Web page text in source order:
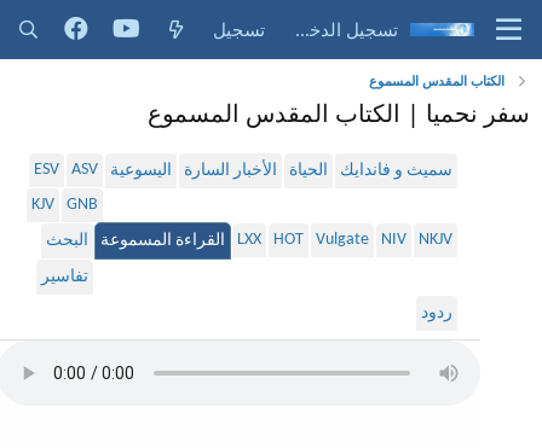
تسجيل الدخول تسجيل
الكتاب المقدس المسموع
سفر نحميا | الكتاب المقدس المسموع
سميث و فاندايك الحياة الأخبار السارة اليسوعية ASV
ESV
GNB
KJV
NKJV
NIV
Vulgate
HOT
LXX القراءة المسموعة
البحث
تفاسير
ردود